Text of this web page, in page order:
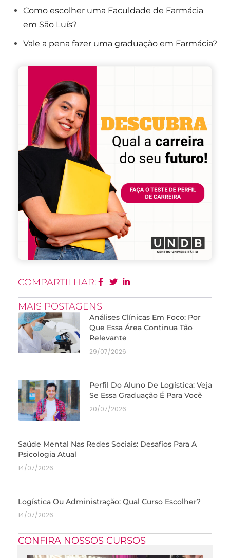
Como escolher uma Faculdade de Farmácia
em São Luís?
Vale a pena fazer uma graduação em Farmácia?
COMPARTILHAR:
MAIS POSTAGENS
Análises Clínicas Em Foco: Por
Que Essa Área Continua Tão
Relevante
29/07/2026
Perfil Do Aluno De Logística: Veja
Se Essa Graduação É Para Você
20/07/2026
Saúde Mental Nas Redes Sociais: Desafios Para A
Psicologia Atual
14/07/2026
Logística Ou Administração: Qual Curso Escolher?
14/07/2026
CONFIRA NOSSOS CURSOS